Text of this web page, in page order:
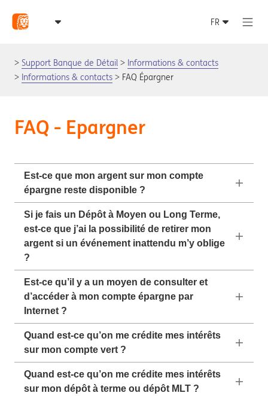
Support Banque de Détail
Informations & contacts
Informations & contacts
FAQ Épargner
FAQ - Epargner
Est-ce que mon argent sur mon compte
épargne reste disponible ?
Si je fais un Dépôt à Moyen ou Long Terme,
est-ce que j’ai la possibilité de retirer mon
argent si un événement inattendu m’y oblige
?
Est-ce qu’il y a un moyen de consulter et
d’accéder à mon compte épargne par
Internet ?
Quand est-ce qu’on me crédite mes intérêts
sur mon compte vert ?
Quand est-ce qu’on me crédite mes intérêts
sur mon dépôt à terme ou dépôt MLT ?